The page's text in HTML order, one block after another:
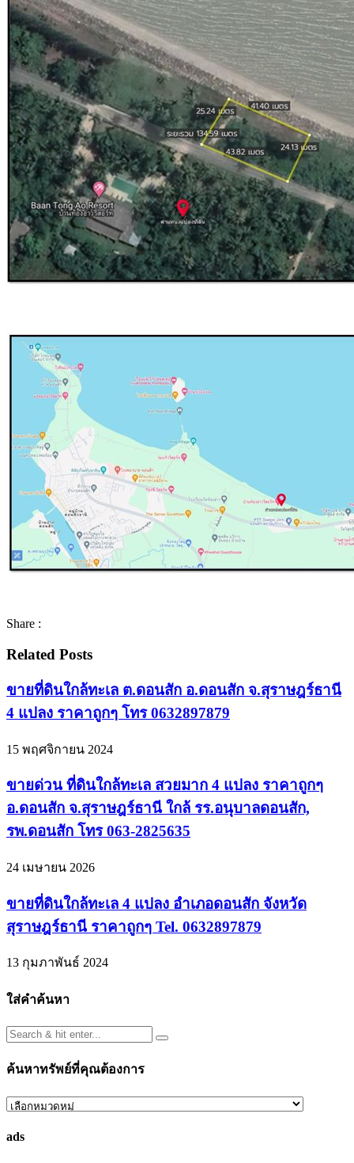
Share :
Related Posts
ขายที่ดินใกล้ทะเล ต.ดอนสัก อ.ดอนสัก จ.สุราษฎร์ธานี
4 แปลง ราคาถูกๆ โทร 0632897879
15 พฤศจิกายน 2024
ขายด่วน ที่ดินใกล้ทะเล สวยมาก 4 แปลง ราคาถูกๆ
อ.ดอนสัก จ.สุราษฎร์ธานี ใกล้ รร.อนุบาลดอนสัก,
รพ.ดอนสัก โทร 063-2825635
24 เมษายน 2026
ขายที่ดินใกล้ทะเล 4 แปลง อำเภอดอนสัก จังหวัด
สุราษฎร์ธานี ราคาถูกๆ Tel. 0632897879
13 กุมภาพันธ์ 2024
ใส่คำค้นหา
ค้นหาทรัพย์ที่คุณต้องการ
ค้นหา
ที่
ads